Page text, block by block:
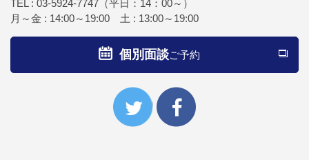
TEL : 03-5924-7747 （平日：14：00～）
月～金 : 14:00～19:00 土 : 13:00～19:00
個別面談ご予約